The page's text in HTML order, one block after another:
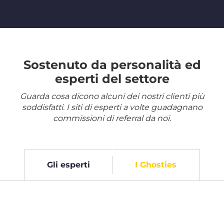
Sostenuto da personalità ed
esperti del settore
Guarda cosa dicono alcuni dei nostri clienti più
soddisfatti. I siti di esperti a volte guadagnano
commissioni di referral da noi.
Gli esperti I Ghosties